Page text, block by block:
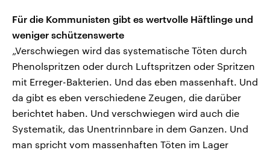
Für die Kommunisten gibt es wertvolle Häftlinge und
weniger schützenswerte
„Verschwiegen wird das systematische Töten durch
Phenolspritzen oder durch Luftspritzen oder Spritzen
mit Erreger-Bakterien. Und das eben massenhaft. Und
da gibt es eben verschiedene Zeugen, die darüber
berichtet haben. Und verschwiegen wird auch die
Systematik, das Unentrinnbare in dem Ganzen. Und
man spricht vom massenhaften Töten im Lager